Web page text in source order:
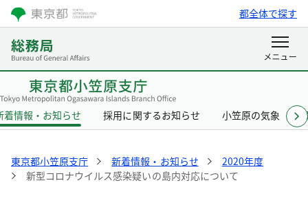
都全体で探す
着情報・お知らせ 採用に関するお知らせ 小笠原の気象
東京都小笠原支庁 新着情報・お知らせ
2020年度
新型コロナウイルス感染疑いの島内対応について